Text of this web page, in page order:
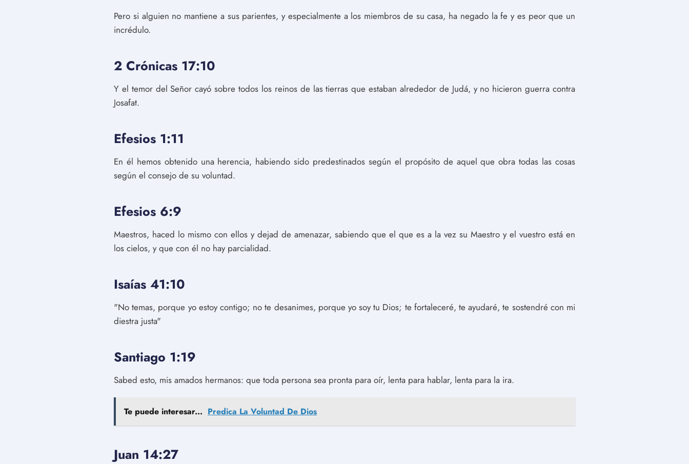
Pero si alguien no mantiene a sus parientes, y especialmente a los miembros de su casa, ha negado la fe y es peor que un
incrédulo.
2 Crónicas 17:10
Y el temor del Señor cayó sobre todos los reinos de las tierras que estaban alrededor de Judá, y no hicieron guerra contra
Josafat.
Efesios 1:11
En él hemos obtenido una herencia, habiendo sido predestinados según el propósito de aquel que obra todas las cosas
según el consejo de su voluntad.
Efesios 6:9
Maestros, haced lo mismo con ellos y dejad de amenazar, sabiendo que el que es a la vez su Maestro y el vuestro está en
los cielos, y que con él no hay parcialidad.
Isaías 41:10
"No temas, porque yo estoy contigo; no te desanimes, porque yo soy tu Dios; te fortaleceré, te ayudaré, te sostendré con mi
diestra justa"
Santiago 1:19
Sabed esto, mis amados hermanos: que toda persona sea pronta para oír, lenta para hablar, lenta para la ira.
Te puede interesar... Predica La Voluntad De Dios
Juan 14:27